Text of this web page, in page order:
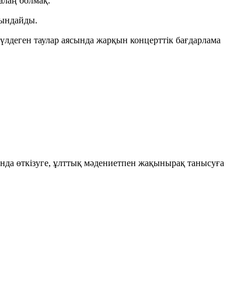
таулар аясында жарқын концерттік бағдарлама
өткізуге, ұлттық мәдениетпен жақынырақ танысуға